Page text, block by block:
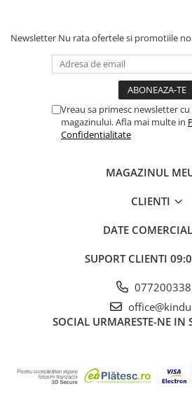
Newsletter Nu rata ofertele si promotiile
Vreau sa primesc newsletter
magazinului. Afla mai multe in
Confidentialitate
MAGAZINUL
CLIENTI
DATE
SUPORT CLIENTI
SOCIAL URMARESTE-NE IN